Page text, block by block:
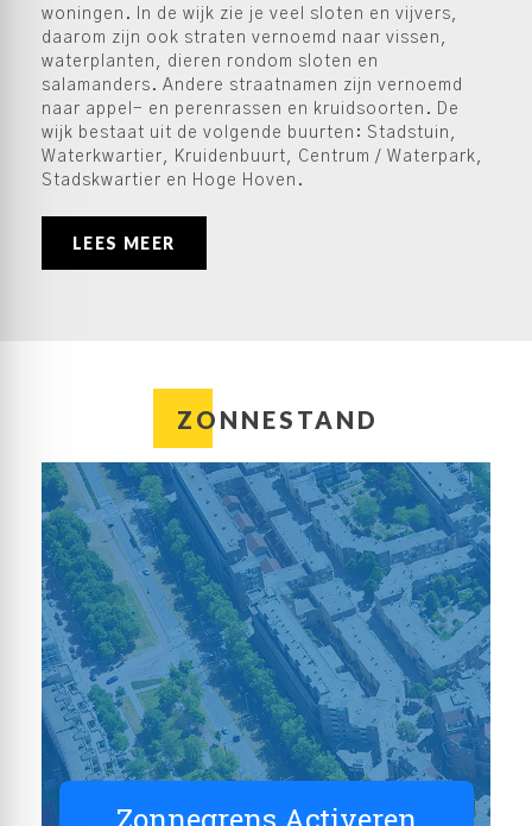
woningen. In de wijk zie je veel sloten en vijvers,
daarom zijn ook straten vernoemd naar vissen,
waterplanten, dieren rondom sloten en
salamanders. Andere straatnamen zijn vernoemd
naar appel- en perenrassen en kruidsoorten. De
wijk bestaat uit de volgende buurten: Stadstuin,
Waterkwartier, Kruidenbuurt, Centrum / Waterpark,
Stadskwartier en Hoge Hoven.
LEES MEER
ZONNESTAND